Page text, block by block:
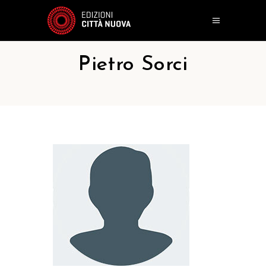
Pietro Sorci